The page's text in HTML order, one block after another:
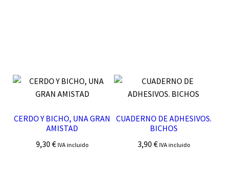
CERDO Y BICHO, UNA GRAN
AMISTAD
9,30€ IVA incluido
CUADERNO DE ADHESIVOS.
BICHOS
3,90 € IVA incluido